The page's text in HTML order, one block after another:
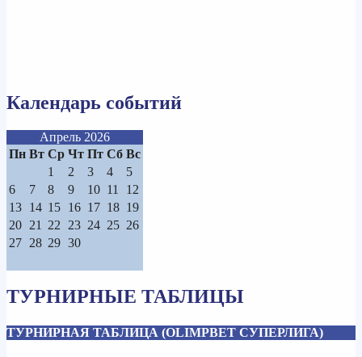
Календарь событий
Апрель 2026
Пн Вт Ср Чт Пт Сб Вс
1
2 3 4
5
6
7 8 9 10 11
12
13 14 15 16 17 18 19
20 21 22 23 24 25 26
27 28 29 30
ТУРНИРНЫЕ ТАБЛИЦЫ
ТУРНИРНАЯ ТАБЛИЦА (OLIMPBET СУПЕРЛИГА)